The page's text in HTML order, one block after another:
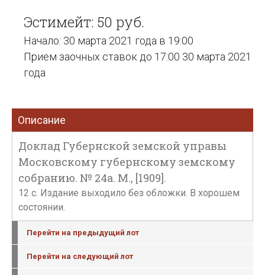
Эстимейт: 50 руб.
Начало: 30 марта 2021 года в 19:00
Прием заочных ставок до 17:00 30 марта 2021
года
Описание
Доклад Губернской земской управы
Московскому губернскому земскому
собранию. № 24а. М., [1909].
12 с. Издание выходило без обложки. В хорошем
состоянии.
Перейти на предыдущий лот
Перейти на следующий лот